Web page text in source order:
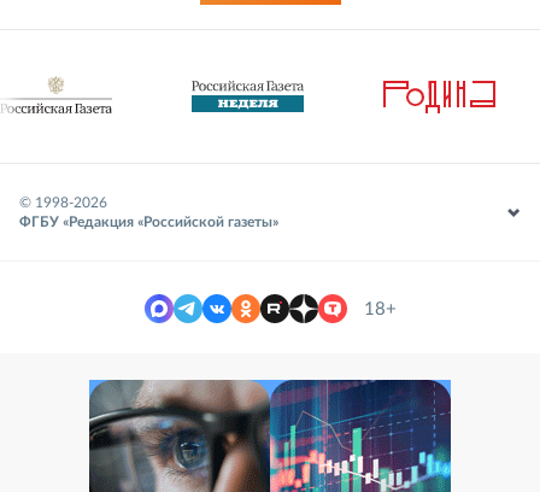
© 1998-2026
ФГБУ «Редакция «Российской газеты»
18+